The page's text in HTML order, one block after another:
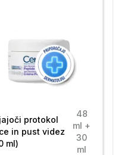
protokol
in pust videz
ml)
48
ml +
30
ml